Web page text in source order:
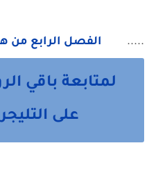
..... الفصل الرابع من
لمتابعة باقي
على